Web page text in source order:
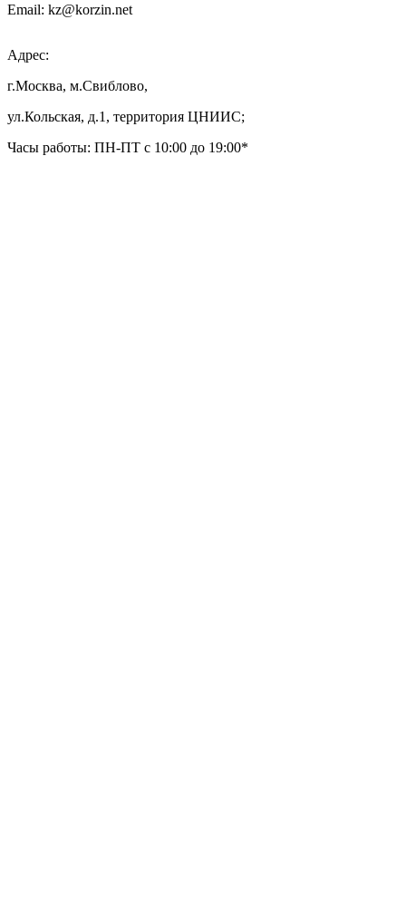
Email: kz@korzin.net
Адрес:
г.Москва, м.Свиблово,
ул.Кольская, д.1, территория ЦНИИС;
Часы работы: ПН-ПТ с 10:00 до 19:00*